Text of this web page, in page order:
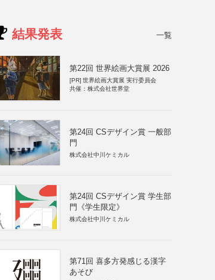
結果発表 一覧
第22回 世界絵画大賞展 2026
[PR] 世界絵画大賞展 実行委員会
共催：株式会社世界堂
第24回 CSデザイン賞 一般部
門
株式会社中川ケミカル
第24回 CSデザイン賞 学生部
門《学生限定》
株式会社中川ケミカル
第71回 喜多方発感じる漢字
あそび